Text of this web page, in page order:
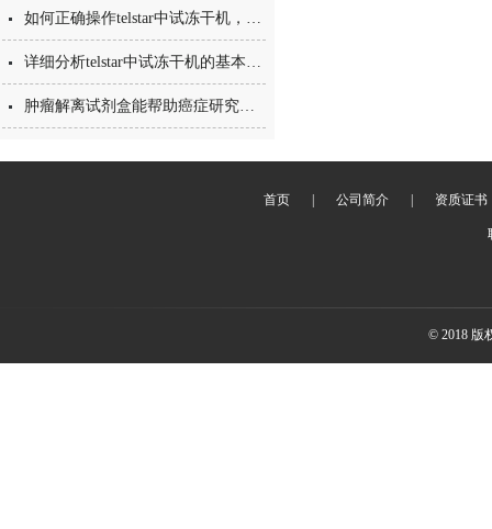
如何正确操作telstar中试冻干机，避免出现问题？
详细分析telstar中试冻干机的基本流程
肿瘤解离试剂盒能帮助癌症研究取得更多突破的有力工具
首页 公司简介 资质证书
© 2018 版